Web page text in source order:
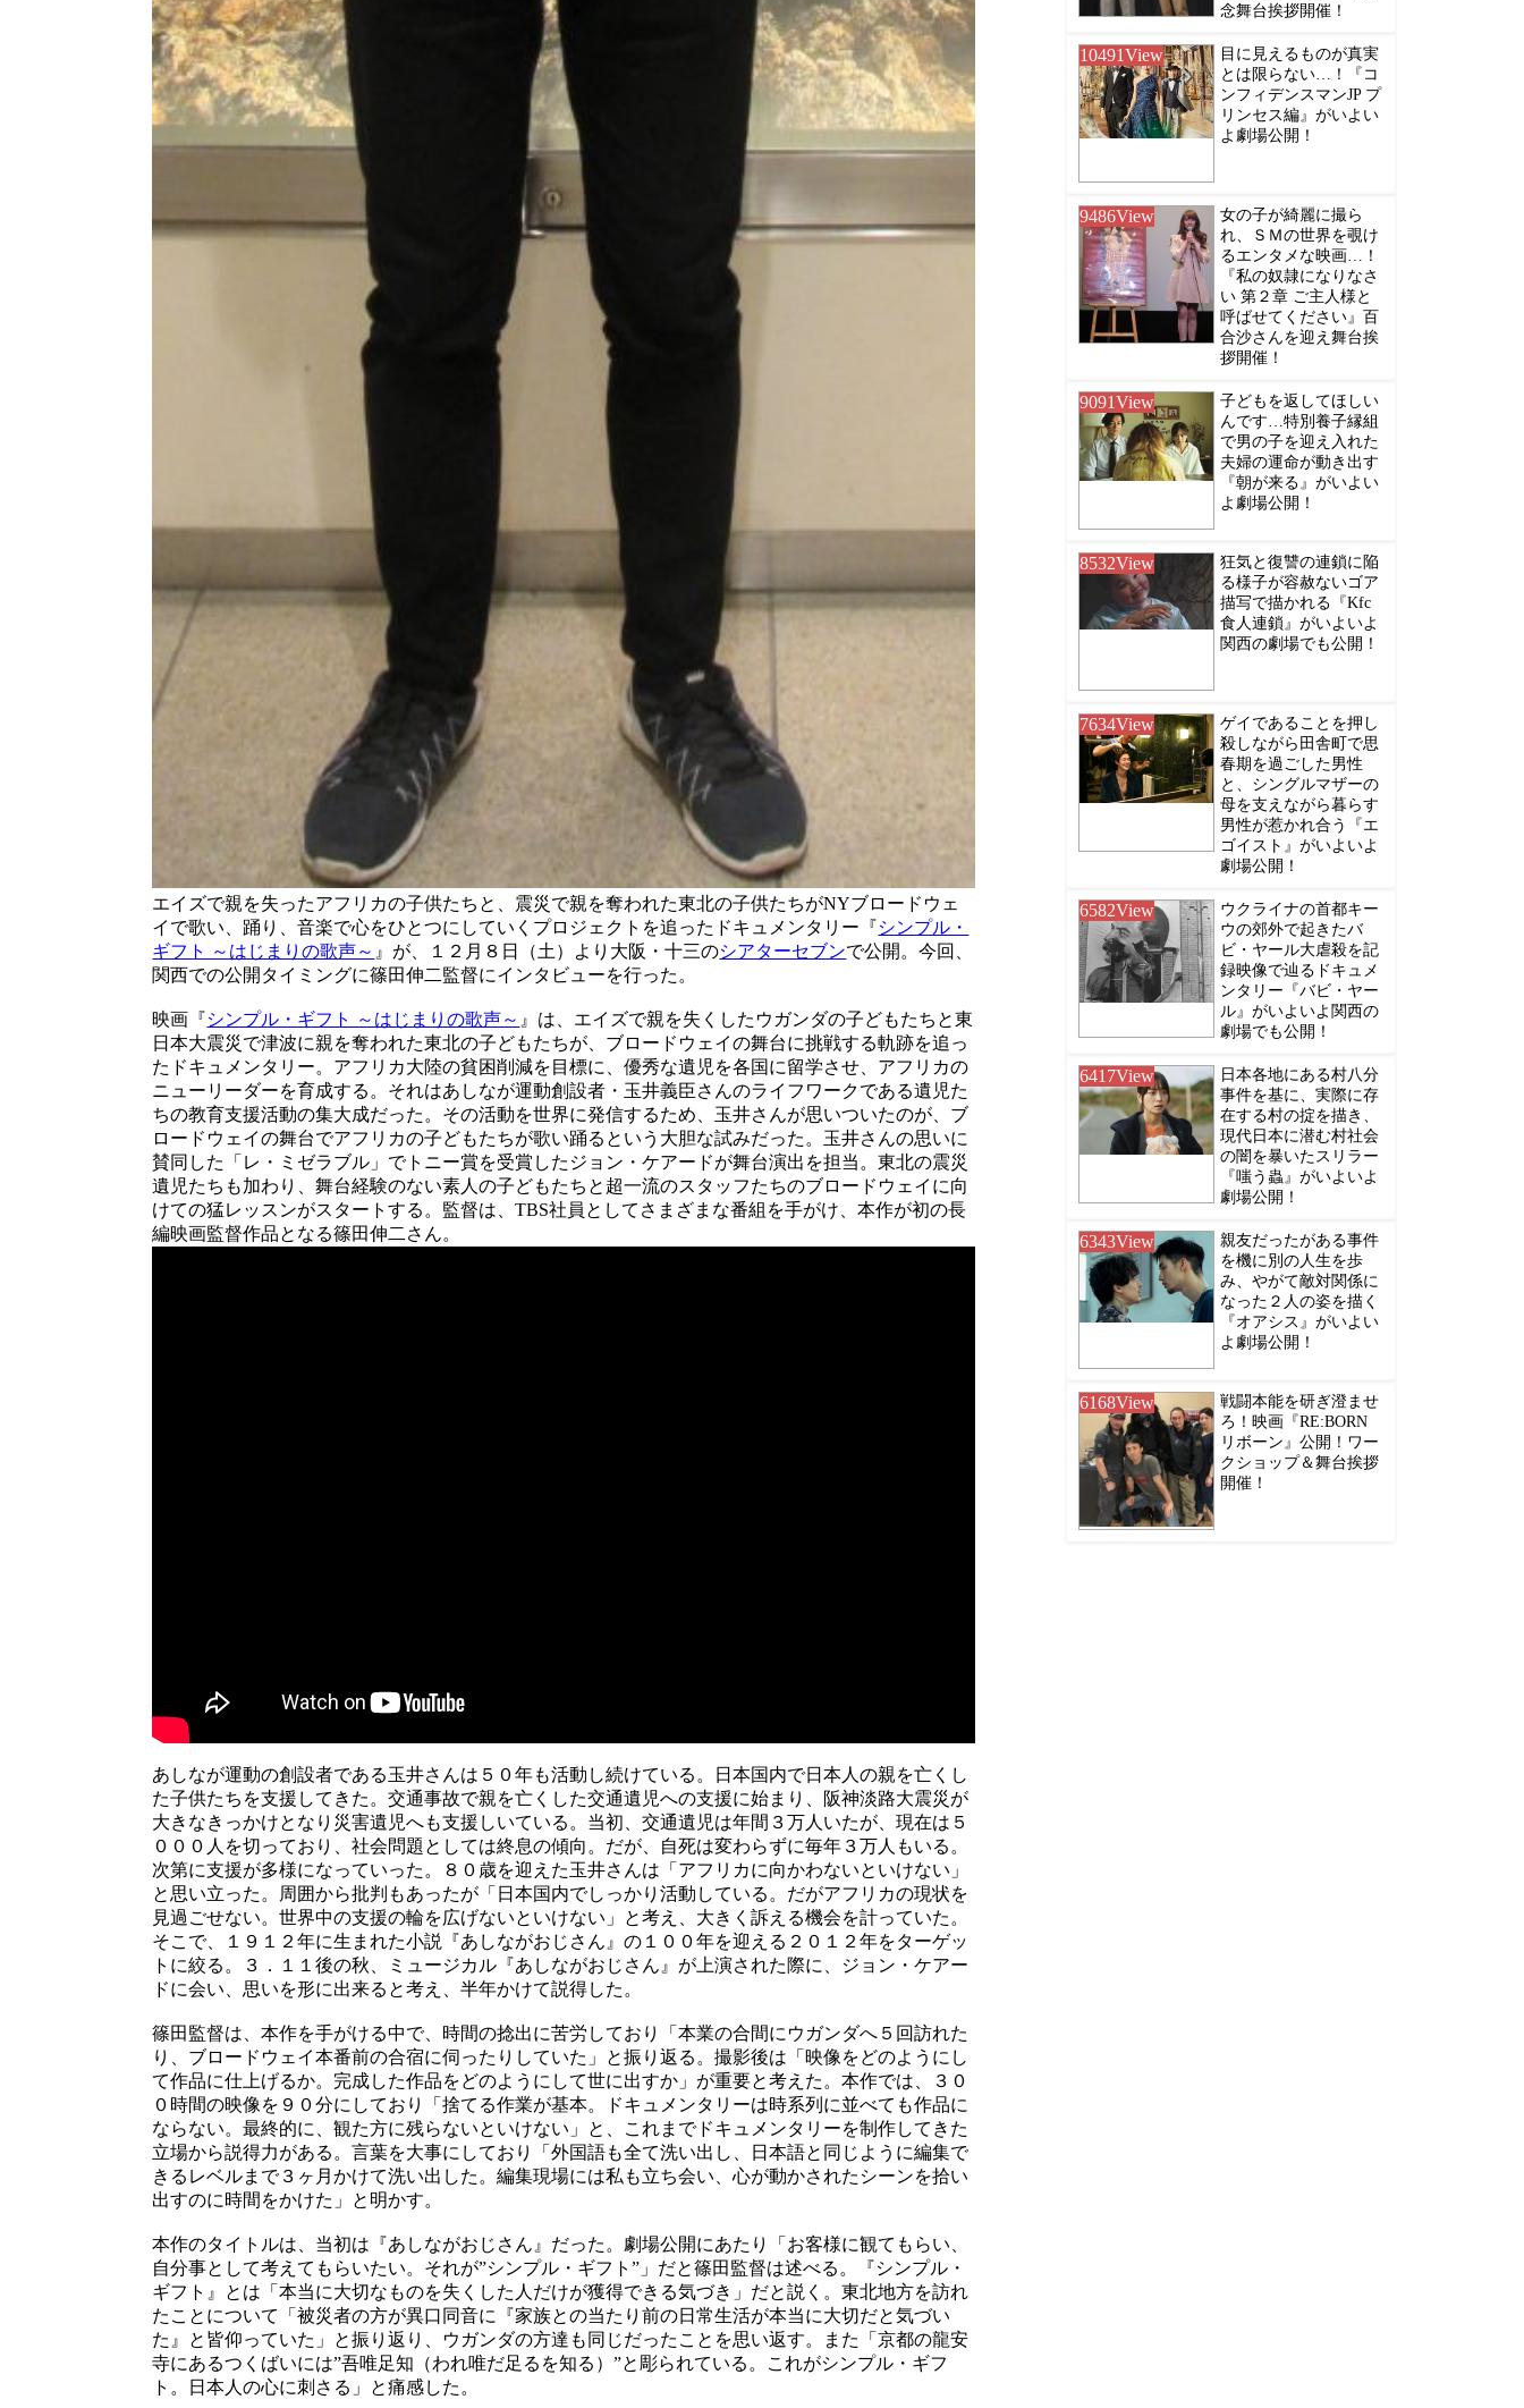
エイズで親を失ったアフリカの子供たちと、震災で親を奪われた東北の子供たちがNYブロードウェ
イで歌い、踊り、音楽で心をひとつにしていくプロジェクトを追ったドキュメンタリー『シンプル・
ギフト ～はじまりの歌声～ 』が、１２月８日（土）より大阪・十三のシアターセブンで公開。今回、
関西での公開タイミングに篠田伸二監督にインタビューを行った。
映画『シンプル・ギフト ～はじまりの歌声～ 』は、エイズで親を失くしたウガンダの子どもたちと東
日本大震災で津波に親を奪われた東北の子どもたちが、ブロードウェイの舞台に挑戦する軌跡を追っ
たドキュメンタリー。アフリカ大陸の貧困削減を目標に、優秀な遺児を各国に留学させ、アフリカの
ニューリーダーを育成する。それはあしなが運動創設者・玉井義臣さんのライフワークである遺児た
ちの教育支援活動の集大成だった。その活動を世界に発信するため、玉井さんが思いついたのが、ブ
ロードウェイの舞台でアフリカの子どもたちが歌い踊るという大胆な試みだった。玉井さんの思いに
賛同した「レ・ミゼラブル」でトニー賞を受賞したジョン・ケアードが舞台演出を担当。東北の震災
遺児たちも加わり、舞台経験のない素人の子どもたちと超一流のスタッフたちのブロードウェイに向
けての猛レッスンがスタートする。監督は、TBS社員としてさまざまな番組を手がけ、本作が初の長
編映画監督作品となる篠田伸二さん。
あしなが運動の創設者である玉井さんは５０年も活動し続けている。日本国内で日本人の親を亡くし
た子供たちを支援してきた。交通事故で親を亡くした交通遺児への支援に始まり、阪神淡路大震災が
大きなきっかけとなり災害遺児へも支援しいている。当初、交通遺児は年間３万人いたが、現在は５
０００人を切っており、社会問題としては終息の傾向。だが、自死は変わらずに毎年３万人もいる。
次第に支援が多様になっていった。８０歳を迎えた玉井さんは「アフリカに向かわないといけない」
と思い立った。周囲から批判もあったが「日本国内でしっかり活動している。だがアフリカの現状を
見過ごせない。世界中の支援の輪を広げないといけない」と考え、大きく訴える機会を計っていた。
そこで、１９１２年に生まれた小説『あしながおじさん』の１００年を迎える２０１２年をターゲッ
トに絞る。３．１１後の秋、ミュージカル『あしながおじさん』が上演された際に、ジョン・ケアー
ドに会い、思いを形に出来ると考え、半年かけて説得した。
篠田監督は、本作を手がける中で、時間の捻出に苦労しており「本業の合間にウガンダへ５回訪れた
り、ブロードウェイ本番前の合宿に伺ったりしていた」と振り返る。撮影後は「映像をどのようにし
て作品に仕上げるか。完成した作品をどのようにして世に出すか」が重要と考えた。本作では、３０
０時間の映像を９０分にしており「捨てる作業が基本。ドキュメンタリーは時系列に並べても作品に
ならない。最終的に、観た方に残らないといけない」と、これまでドキュメンタリーを制作してきた
立場から説得力がある。言葉を大事にしており「外国語も全て洗い出し、日本語と同じように編集で
きるレベルまで３ヶ月かけて洗い出した。編集現場には私も立ち会い、心が動かされたシーンを拾い
出すのに時間をかけた」と明かす。
本作のタイトルは、当初は『あしながおじさん』だった。劇場公開にあたり「お客様に観てもらい、
自分事として考えてもらいたい。それが”シンプル・ギフト”」だと篠田監督は述べる。『シンプル・
ギフト』とは「本当に大切なものを失くした人だけが獲得できる気づき」だと説く。東北地方を訪れ
たことについて「被災者の方が異口同音に『家族との当たり前の日常生活が本当に大切だと気づい
た』と皆仰っていた」と振り返り、ウガンダの方達も同じだったことを思い返す。また「京都の龍安
寺にあるつくばいには”吾唯足知（われ唯だ足るを知る）”と彫られている。これがシンプル・ギフ
ト。日本人の心に刺さる」と痛感した。
念舞台挨拶開催！
10491View
目に見えるものが真実
とは限らない…！『コ
ンフィデンスマンJP プ
リンセス編』がいよい
よ劇場公開！
9486View
女の子が綺麗に撮ら
れ、ＳＭの世界を覗け
るエンタメな映画…！
『私の奴隷になりなさ
い 第２章 ご主人様と
呼ばせてください』百
合沙さんを迎え舞台挨
拶開催！
9091View
子どもを返してほしい
んです…特別養子縁組
で男の子を迎え入れた
夫婦の運命が動き出す
『朝が来る』がいよい
よ劇場公開！
8532View
狂気と復讐の連鎖に陥
る様子が容赦ないゴア
描写で描かれる『Kfc
食人連鎖』がいよいよ
関西の劇場でも公開！
7634View
ゲイであることを押し
殺しながら田舎町で思
春期を過ごした男性
と、シングルマザーの
母を支えながら暮らす
男性が惹かれ合う『エ
ゴイスト』がいよいよ
劇場公開！
6582View
ウクライナの首都キー
ウの郊外で起きたバ
ビ・ヤール大虐殺を記
録映像で辿るドキュメ
ンタリー『バビ・ヤー
ル』がいよいよ関西の
劇場でも公開！
6417View
日本各地にある村八分
事件を基に、実際に存
在する村の掟を描き、
現代日本に潜む村社会
の闇を暴いたスリラー
『嗤う蟲』がいよいよ
劇場公開！
6343View
親友だったがある事件
を機に別の人生を歩
み、やがて敵対関係に
なった２人の姿を描く
『オアシス』がいよい
よ劇場公開！
6168View
戦闘本能を研ぎ澄ませ
ろ！映画『RE:BORN
リボーン』公開！ワー
クショップ＆舞台挨拶
開催！